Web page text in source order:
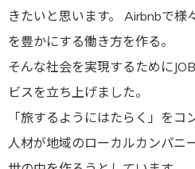
きたいと思います。
Airbnbで様
を豊かにする働き方を作る。
そんな社会を実現するために
ビスを立ち上げました。
「旅するようにはたらく」を
人材が地域のローカルカンパニ